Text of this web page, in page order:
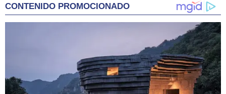
CONTENIDO PROMOCIONADO